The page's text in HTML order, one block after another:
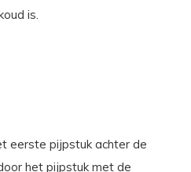
is.
eerste pijpstuk achter de
het pijpstuk met de